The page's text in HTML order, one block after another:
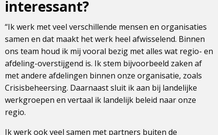
interessant?
“Ik werk met veel verschillende mensen en organisaties
samen en dat maakt het werk heel afwisselend. Binnen
ons team houd ik mij vooral bezig met alles wat regio- en
afdeling-overstijgend is. Ik stem bijvoorbeeld zaken af
met andere afdelingen binnen onze organisatie, zoals
Crisisbeheersing. Daarnaast sluit ik aan bij landelijke
werkgroepen en vertaal ik landelijk beleid naar onze
regio.
Ik werk ook veel samen met partners buiten de